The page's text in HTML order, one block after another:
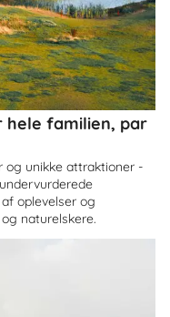
hele familien, par
og unikke attraktioner -
oplevelser og
naturelskere.